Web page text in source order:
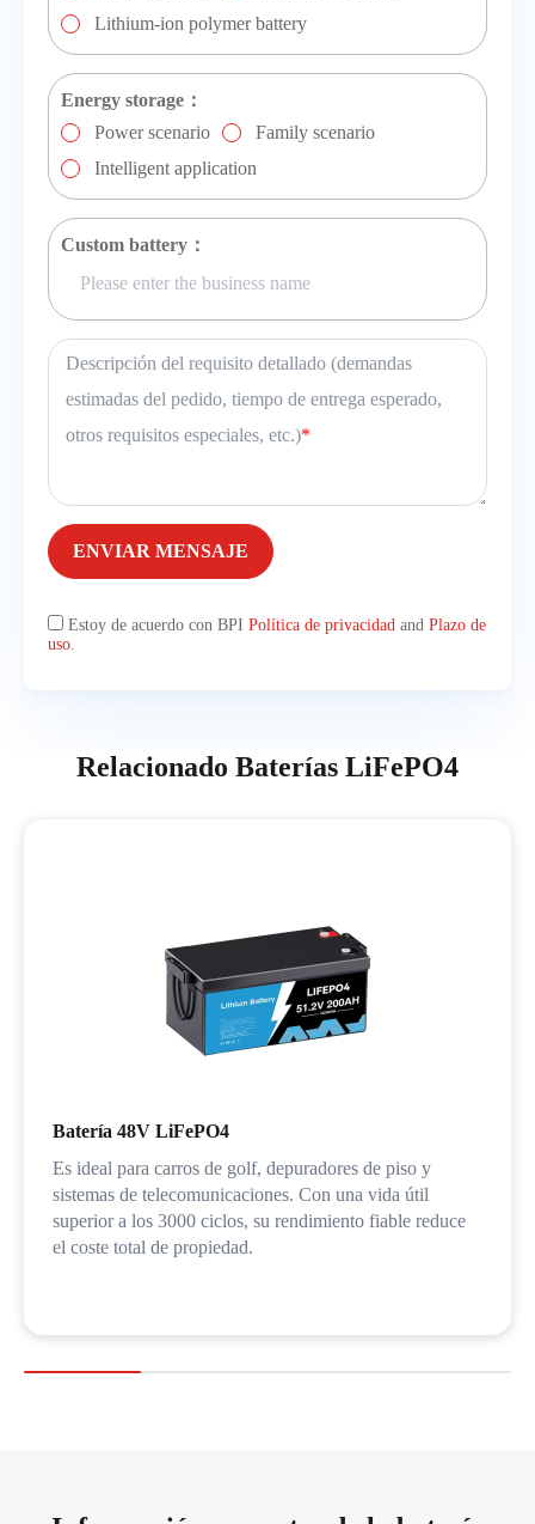
Lithium-ion polymer battery
Energy storage：
Power scenario
Family scenario
Intelligent application
Custom battery：
Descripción del requisito detallado (demandas
estimadas del pedido, tiempo de entrega esperado,
otros requisitos especiales, etc.)*
ENVIAR MENSAJE
Estoy de acuerdo con BPI Política de privacidad and Plazo de
uso.
Relacionado Baterías LiFePO4
Batería 48V LiFePO4
Es ideal para carros de golf, depuradores de piso y
sistemas de telecomunicaciones. Con una vida útil
superior a los 3000 ciclos, su rendimiento fiable reduce
el coste total de propiedad.